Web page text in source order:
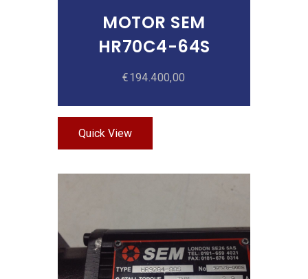
MOTOR SEM
HR70C4-64S
€194.400,00
Quick View
Añadir Al Carrito